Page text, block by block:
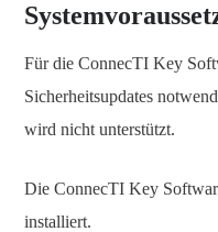
Für die ConnecTI Key
Sicherheitsupdates
wird nicht unterstützt.
Die ConnecTI Key
installiert.